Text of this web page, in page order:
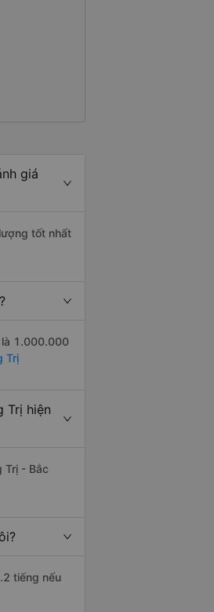
giá
tốt nhất
là 1.000.000
Trị
Trị hiện
Trị - Bắc
tiếng nếu